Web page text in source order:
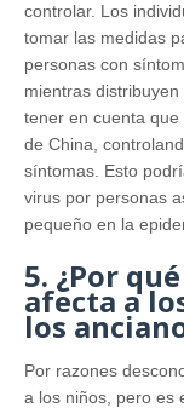
controlar. Los
tomar las medidas
personas con
mientras
tener en cuenta
de China,
síntomas. Esto
virus por personas
pequeño en la
5. ¿Por
afecta a
los
Por razones
a los niños, pero es